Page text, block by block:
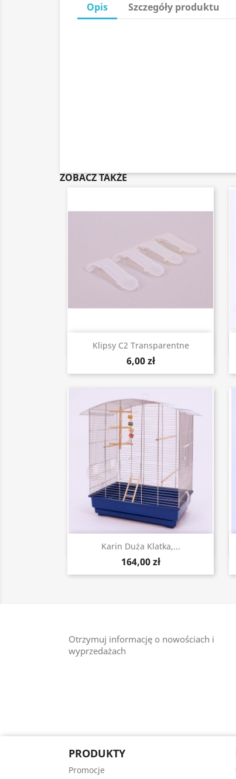
Opis Szczegóły produktu
ZOBACZ TAKŻE
Klipsy C2 Transparentne
6,00 zł
Szybki podgląd
Karin Duża Klatka,...
164,00 zł
Szybki podgląd
Otrzymuj informację o nowościach i
wyprzedażach
PRODUKTY
Promocje